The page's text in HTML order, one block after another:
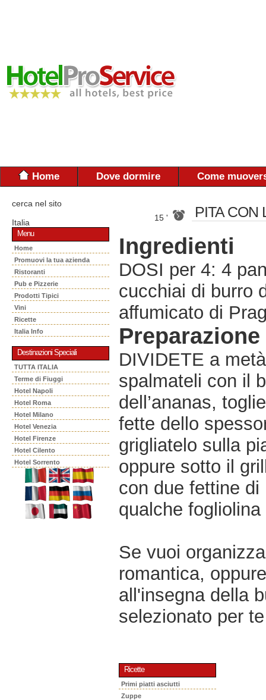
Home Dove dormire Come
cerca nel sito
Italia
Menu
Home
Promuovi la tua azienda
Ristoranti
Pub e Pizzerie
Prodotti Tipici
Vini
Ricette
Italia Info
Destinazioni Speciali
TUTTA ITALIA
Terme di Fiuggi
Hotel Napoli
Hotel Roma
Hotel Milano
Hotel Venezia
Hotel Firenze
Hotel Cilento
Hotel Sorrento
15 ' PITA CON
Ingredienti
DOSI per 4: 4
cucchiai di burro
affumicato di
Preparazione
DIVIDETE a
spalmateli con il
dell’ananas,
fette dello
grigliatelo sulla
oppure sotto il
con due fettine
qualche
Se vuoi
romantica,
all'insegna della
selezionato per
Ricette
Primi piatti asciutti
Zuppe